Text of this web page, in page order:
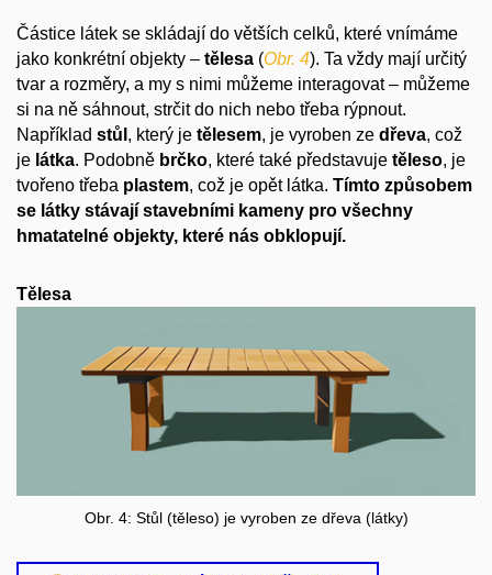
Částice látek se skládají do větších celků, které vnímáme
jako konkrétní objekty – tělesa (Obr. 4). Ta vždy mají určitý
tvar a rozměry, a my s nimi můžeme interagovat – můžeme
si na ně sáhnout, strčit do nich nebo třeba rýpnout.
Například stůl , který je tělesem, je vyroben ze dřeva, což
je látka. Podobně brčko, které také představuje těleso, je
tvořeno třeba plastem, což je opět látka. Tímto způsobem
se látky stávají stavebními kameny pro všechny
hmatatelné objekty, které nás obklopují.
Tělesa
Obr. 4: Stůl (těleso) je vyroben ze dřeva (látky)